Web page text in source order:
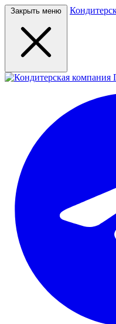
Закрыть меню